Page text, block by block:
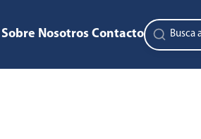
Sobre Nosotros Contacto